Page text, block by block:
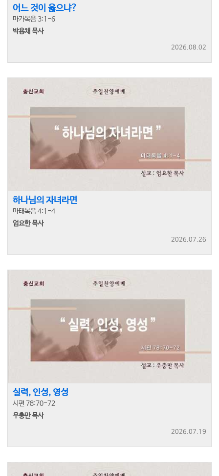
어느 것이 옳으냐?
마가복음 3:1-6
박용채 목사
2026.08.02
하나님의 자녀라면
마태복음 4:1-4
엄요한 목사
2026.07.26
실력, 인성, 영성
시편 78:70-72
우충만 목사
2026.07.19